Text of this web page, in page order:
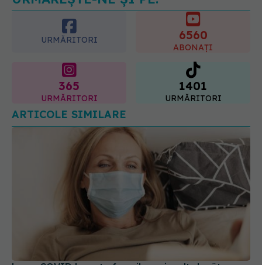
05.08.2026, 21:23
URMĂRITORI
ABONAȚI
URMĂRITORI
1401
URMĂRITORI
ARTICOLE SIMILARE
Long-COVID lovește femeile mai mult decât
bărbații. Efectul secundar care apare la femeile
de peste 40 de ani